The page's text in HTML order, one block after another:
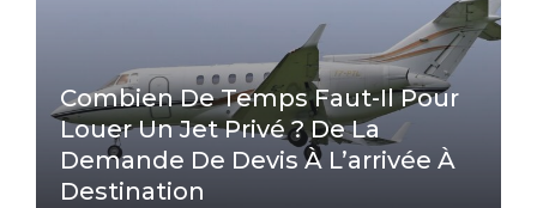
Combien De Temps Faut-Il Pour
Louer Un Jet Privé ? De La
Demande De Devis À L’arrivée À
Destination